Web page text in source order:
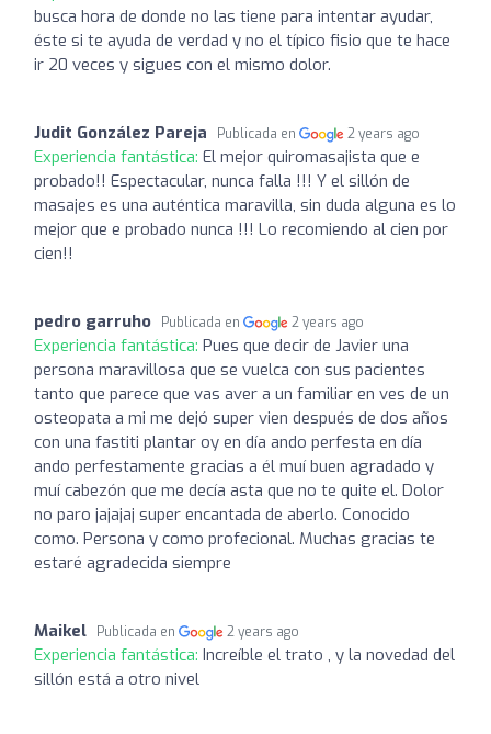
busca hora de donde no las tiene para intentar ayudar,
éste si te ayuda de verdad y no el típico fisio que te hace
ir 20 veces y sigues con el mismo dolor.
Judit González Pareja Publicada en 2 years ago
Experiencia fantástica: El mejor quiromasajista que e
probado!! Espectacular, nunca falla !!! Y el sillón de
masajes es una auténtica maravilla, sin duda alguna es lo
mejor que e probado nunca !!! Lo recomiendo al cien por
cien!!
pedro garruho Publicada en 2 years ago
Experiencia fantástica: Pues que decir de Javier una
persona maravillosa que se vuelca con sus pacientes
tanto que parece que vas aver a un familiar en ves de un
osteopata a mi me dejó super vien después de dos años
con una fastiti plantar oy en día ando perfesta en día
ando perfestamente gracias a él muí buen agradado y
muí cabezón que me decía asta que no te quite el. Dolor
no paro jajajaj super encantada de aberlo. Conocido
como. Persona y como profecional. Muchas gracias te
estaré agradecida siempre
Maikel Publicada en 2 years ago
Experiencia fantástica: Increíble el trato , y la novedad del
sillón está a otro nivel